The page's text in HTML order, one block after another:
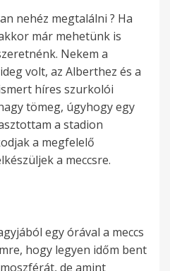
nehéz megtalálni ? Ha
már mehetünk is
Nekem a
volt, az Alberthez és a
híres szurkolói
tömeg, úgyhogy egy
a stadion
a megfelelő
a meccsre.
egy órával a meccs
hogy legyen időm bent
de amint